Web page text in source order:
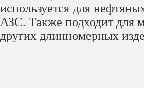
используется для
АЗС. Также подходит для
других длинномерных